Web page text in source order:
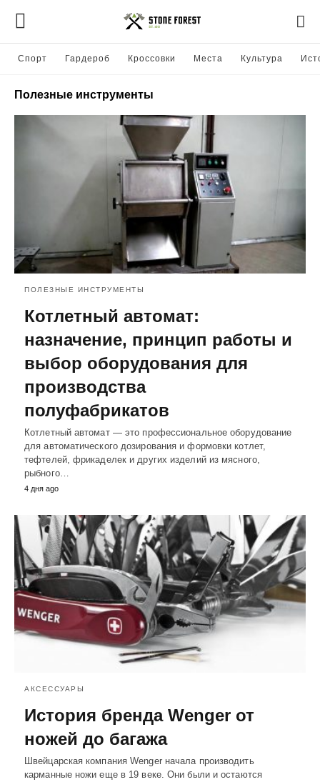
Спорт Гардероб Кроссовки Места Культура
Полезные инструменты
ПОЛЕЗНЫЕ ИНСТРУМЕНТЫ
Котлетный автомат:
назначение, принцип работы и
выбор оборудования для
производства
полуфабрикатов
Котлетный автомат — это профессиональное оборудование
для автоматического дозирования и формовки котлет,
тефтелей, фрикаделек и других изделий из мясного,
рыбного…
4 дня ago
АКСЕССУАРЫ
История бренда Wenger от
ножей до багажа
Швейцарская компания Wenger начала производить
карманные ножи еще в 19 веке. Они были и остаются